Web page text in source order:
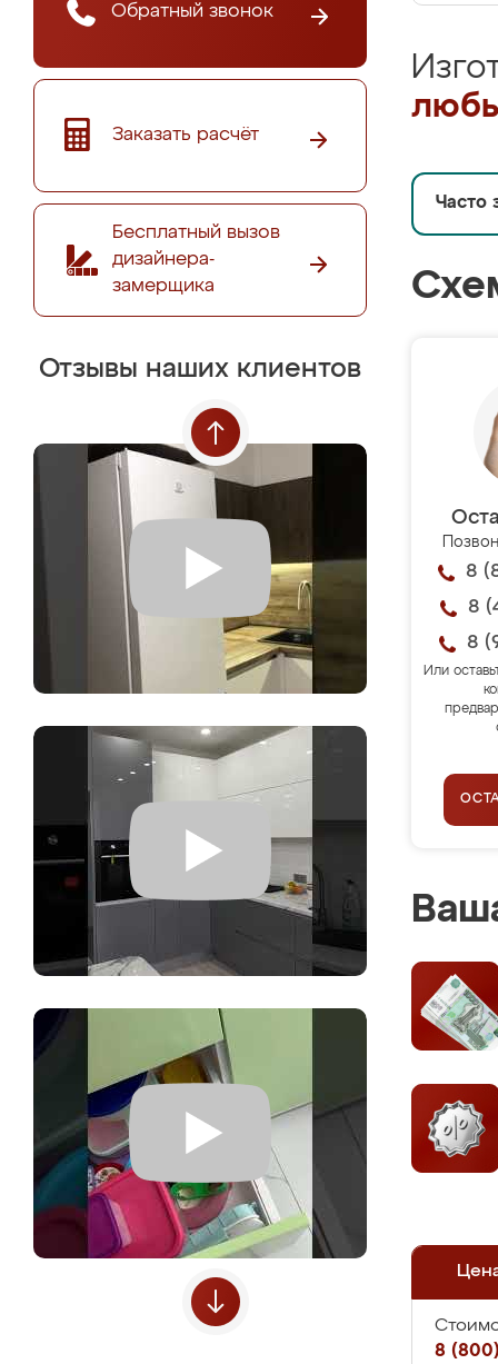
Обратный звонок
Заказать расчёт
Бесплатный вызов
дизайнера-
замерщика
Отзывы наших клиентов
Часто
8
8
8
Или
8